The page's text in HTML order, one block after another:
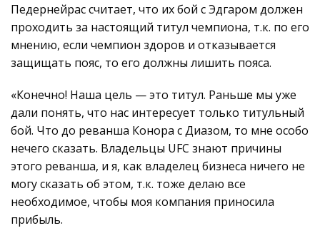
Педернейрас считает, что их бой с Эдгаром должен
проходить за настоящий титул чемпиона, т.к. по его
мнению, если чемпион здоров и отказывается
защищать пояс, то его должны лишить пояса.
«Конечно! Наша цель — это титул. Раньше мы уже
дали понять, что нас интересует только титульный
бой. Что до реванша Конора с Диазом, то мне особо
нечего сказать. Владельцы UFC знают причины
этого реванша, и я, как владелец бизнеса ничего не
могу сказать об этом, т.к. тоже делаю все
необходимое, чтобы моя компания приносила
прибыль.